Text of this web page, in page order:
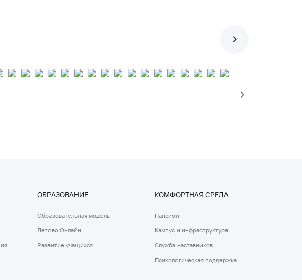
ОБРАЗОВАНИЕ
Образовательная модель
Летово.Онлайн
Развитие учащихся
КОМФОРТНАЯ СРЕДА
Пансион
Кампус и инфраструктура
Служба наставников
Психологическая поддержка